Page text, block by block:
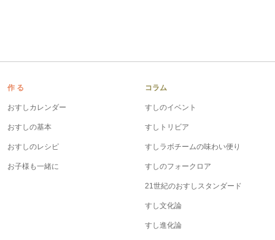
作 る
おすしカレンダー
おすしの基本
おすしのレシピ
お子様も一緒に
コラム
すしのイベント
すしトリビア
すしラボチームの味わい便り
すしのフォークロア
21世紀のおすしスタンダード
すし文化論
すし進化論